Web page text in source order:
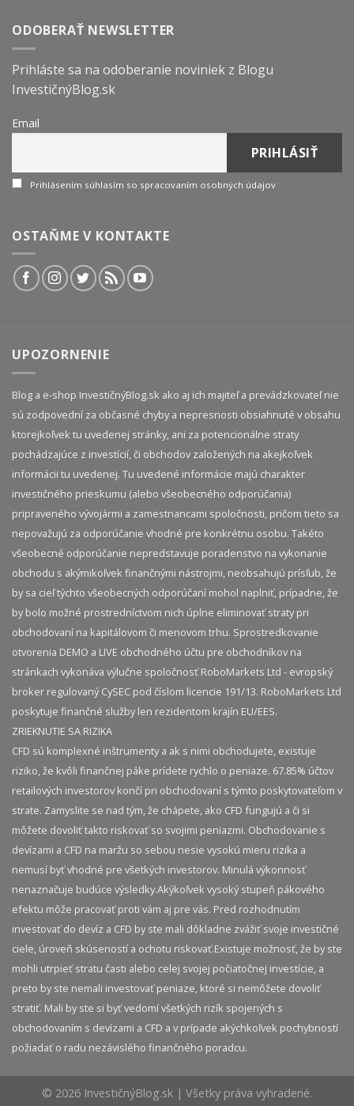
ODOBERAŤ NEWSLETTER
Prihláste sa na odoberanie noviniek z Blogu
InvestičnýBlog.sk
Email
Prihlásením súhlasím so spracovaním osobných údajov
OSTAŇME V KONTAKTE
UPOZORNENIE
Blog a e-shop InvestičnýBlog.sk ako aj ich majiteľ a prevádzkovateľ nie
sú zodpovední za občasné chyby a nepresnosti obsiahnuté v obsahu
ktorejkoľvek tu uvedenej stránky, ani za potencionálne straty
pochádzajúce z investícií, či obchodov založených na akejkoľvek
informácii tu uvedenej. Tu uvedené informácie majú charakter
investičného prieskumu (alebo všeobecného odporúčania)
pripraveného vývojármi a zamestnancami spoločnosti, pričom tieto sa
nepovažujú za odporúčanie vhodné pre konkrétnu osobu. Takéto
všeobecné odporúčanie nepredstavuje poradenstvo na vykonanie
obchodu s akýmikoľvek finančnými nástrojmi, neobsahujú prísľub, že
by sa cieľ týchto všeobecných odporúčaní mohol naplniť, prípadne, že
by bolo možné prostredníctvom nich úplne eliminovať straty pri
obchodovaní na kapitálovom či menovom trhu. Sprostredkovanie
otvorenia DEMO a LIVE obchodného účtu pre obchodníkov na
stránkach vykonáva výlučne spoločnosť RoboMarkets Ltd - evropský
broker regulovaný CySEC pod číslom licencie 191/13. RoboMarkets Ltd
poskytuje finančné služby len rezidentom krajín EU/EES.
ZRIEKNUTIE SA RIZIKA
CFD sú komplexné inštrumenty a ak s nimi obchodujete, existuje
riziko, že kvôli finančnej páke prídete rychlo o peniaze. 67.85% účtov
retailových investorov končí pri obchodovaní s týmto poskytovateľom v
strate. Zamyslite se nad tým, že chápete, ako CFD fungujú a či si
môžete dovoliť takto riskovať so svojimi peniazmi. Obchodovanie s
devízami a CFD na maržu so sebou nesie vysokú mieru rizika a
nemusí byť vhodné pre všetkých investorov. Minulá výkonnosť
nenaznačuje budúce výsledky.​ Akýkoľvek vysoký stupeň pákového
efektu môže pracovať proti vám aj pre vás. Pred rozhodnutím
investovať do devíz a CFD by ste mali dôkladne zvážiť svoje investičné
ciele, úroveň skúseností a ochotu riskovať.​ Existuje možnosť, že by ste
mohli utrpieť stratu časti alebo celej svojej počiatočnej investície, a
preto by ste nemali investovať peniaze, ktoré si nemôžete dovoliť
stratiť. Mali by ste si byť vedomí všetkých rizík spojených s
obchodovaním s devízami a CFD a v prípade akýchkoľvek pochybností
požiadať o radu nezávislého finančného poradcu.
© 2026 InvestičnýBlog.sk | Všetky práva vyhradené.